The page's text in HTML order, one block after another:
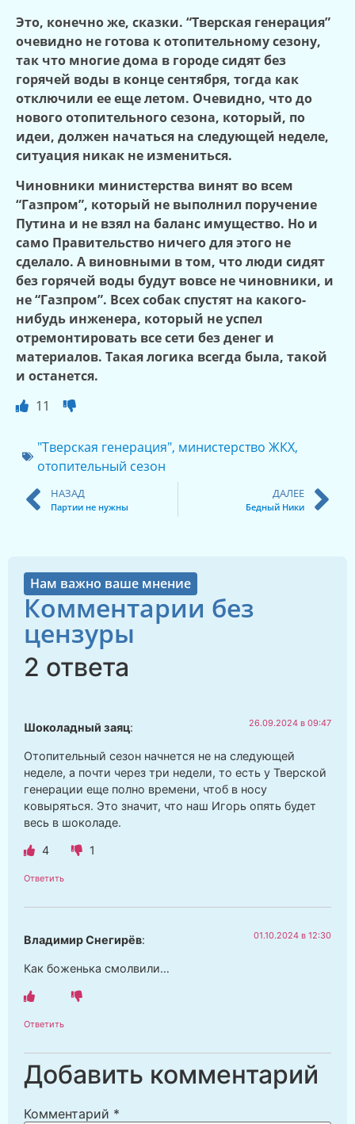
Это, конечно же, сказки. “Тверская генерация”
очевидно не готова к отопительному сезону,
так что многие дома в городе сидят без
горячей воды в конце сентября, тогда как
отключили ее еще летом. Очевидно, что до
нового отопительного сезона, который, по
идеи, должен начаться на следующей неделе,
ситуация никак не измениться.
Чиновники министерства винят во всем
“Газпром”, который не выполнил поручение
Путина и не взял на баланс имущество. Но и
само Правительство ничего для этого не
сделало. А виновными в том, что люди сидят
без горячей воды будут вовсе не чиновники, и
не “Газпром”. Всех собак спустят на какого-
нибудь инженера, который не успел
отремонтировать все сети без денег и
материалов. Такая логика всегда была, такой
и останется.
11
"Тверская генерация", министерство ЖКХ,
отопительный сезон
НАЗАД
Партии не нужны
ДАЛЕЕ
Бедный Ники
Нам важно ваше мнение
Комментарии без
цензуры
2 ответа
Шоколадный заяц: 26.09.2024 в 09:47
Отопительный сезон начнется не на следующей
неделе, а почти через три недели, то есть у Тверской
генерации еще полно времени, чтоб в носу
ковыряться. Это значит, что наш Игорь опять будет
весь в шоколаде.
4 1
Ответить
Владимир Снегирёв: 01.10.2024 в 12:30
Как боженька смолвили…
Ответить
Добавить комментарий
Комментарий *